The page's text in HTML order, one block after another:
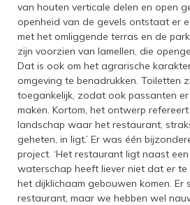
van houten verticale delen en open
openheid van de gevels ontstaat er
met het omliggende terras en de
zijn voorzien van lamellen, die
Dat is ook om het agrarische
omgeving te benadrukken. Toiletten
toegankelijk, zodat ook passanten
maken. Kortom, het ontwerp
landschap waar het restaurant,
geheten, in ligt.’ Er was één
project. ‘Het restaurant ligt naast
waterschap heeft liever niet dat er
het dijklichaam gebouwen komen. Er
restaurant, maar we hebben wel